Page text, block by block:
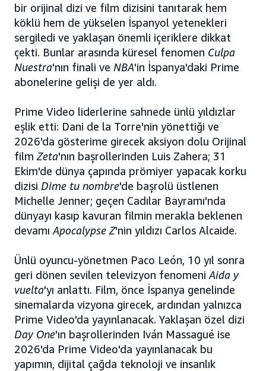
bir orijinal dizi ve film dizisini tanıtarak hem
köklü hem de yükselen İspanyol yetenekleri
sergiledi ve yaklaşan önemli içeriklere dikkat
çekti. Bunlar arasında küresel fenomen Culpa
Nuestra'nın finali ve NBA'in İspanya'daki Prime
abonelerine gelişi de yer aldı.
Prime Video liderlerine sahnede ünlü yıldızlar
eşlik etti: Dani de la Torre'nin yönettiği ve
2026'da gösterime girecek aksiyon dolu Orijinal
film Zeta'nın başrollerinden Luis Zahera; 31
Ekim'de dünya çapında prömiyer yapacak korku
dizisi Dime tu nombre'de başrolü üstlenen
Michelle Jenner; geçen Cadılar Bayramı'nda
dünyayı kasıp kavuran filmin merakla beklenen
devamı Apocalypse Z'nin yıldızı Carlos Alcaide.
Ünlü oyuncu-yönetmen Paco León, 10 yıl sonra
geri dönen sevilen televizyon fenomeni Aida y
vuelta'yı anlattı. Film, önce İspanya genelinde
sinemalarda vizyona girecek, ardından yalnızca
Prime Video'da yayınlanacak. Yaklaşan özel dizi
Day One'ın başrollerinden Iván Massagué ise
2026'da Prime Video'da yayınlanacak bu
yapımın, dijital çağda teknoloji ve insanlık